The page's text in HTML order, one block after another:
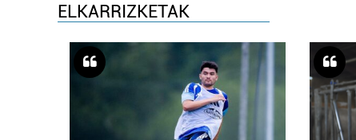
ELKARRIZKETAK